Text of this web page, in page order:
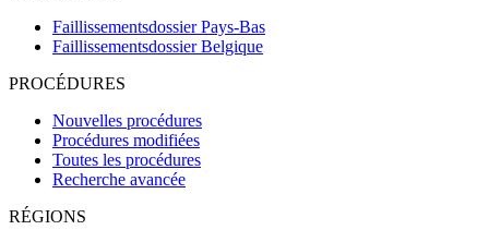
Faillissementsdossier Pays-Bas
Faillissementsdossier Belgique
PROCÉDURES
Nouvelles procédures
Procédures modifiées
Toutes les procédures
Recherche avancée
RÉGIONS